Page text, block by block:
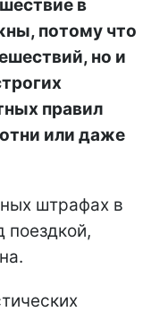
в
потому что
но и
правил
или даже
штрафах в
поездкой,